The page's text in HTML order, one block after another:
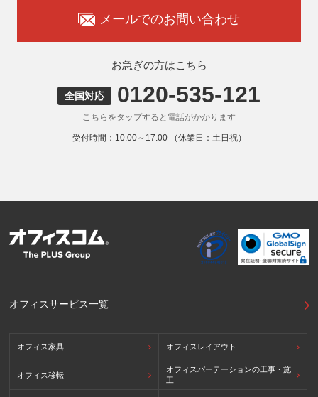
メールでのお問い合わせ
お急ぎの方はこちら
全国対応 0120-535-121
こちらをタップすると電話がかかります
受付時間：10:00～17:00 （休業日：土日祝）
オフィスサービス一覧
オフィス家具 オフィスレイアウト
オフィス移転
オフィスパーテーションの工事・施
工